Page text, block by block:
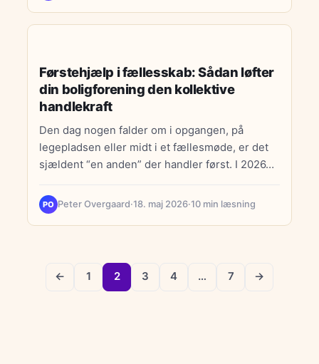
Førstehjælp i fællesskab: Sådan løfter
din boligforening den kollektive
handlekraft
Den dag nogen falder om i opgangen, på
legepladsen eller midt i et fællesmøde, er det
sjældent “en anden” der handler først. I 2026…
PO Peter Overgaard·18. maj 2026·10 min læsning
← 1 2 3 4 … 7 →